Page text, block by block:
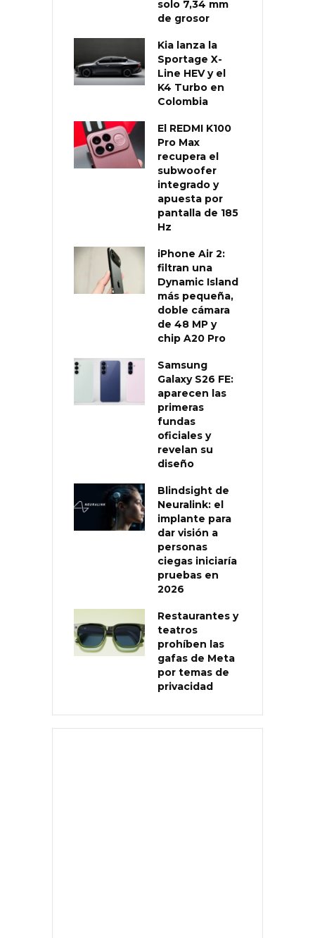
solo 7,34 mm
de grosor
Kia lanza la
Sportage X-
Line HEV y el
K4 Turbo en
Colombia
El REDMI K100
Pro Max
recupera el
subwoofer
integrado y
apuesta por
pantalla de 185
Hz
iPhone Air 2:
filtran una
Dynamic Island
más pequeña,
doble cámara
de 48 MP y
chip A20 Pro
Samsung
Galaxy S26 FE:
aparecen las
primeras
fundas
oficiales y
revelan su
diseño
Blindsight de
Neuralink: el
implante para
dar visión a
personas
ciegas iniciaría
pruebas en
2026
Restaurantes y
teatros
prohíben las
gafas de Meta
por temas de
privacidad